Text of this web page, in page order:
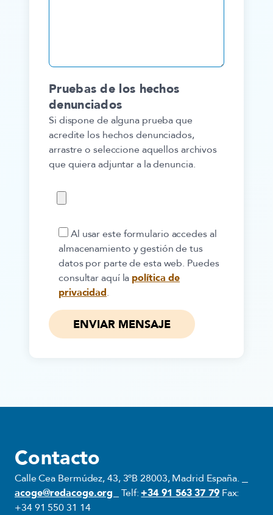
Pruebas de los hechos
denunciados
Si dispone de alguna prueba que
acredite los hechos denunciados,
arrastre o seleccione aquellos archivos
que quiera adjuntar a la denuncia.
Al usar este formulario accedes al
almacenamiento y gestión de tus
datos por parte de esta web. Puedes
consultar aquí la política de
privacidad.
Contacto
Calle Cea Bermúdez, 43, 3ºB 28003, Madrid España.
acoge@redacoge.org
Telf: +34 91 563 37 79Fax:
+34 91 550 31 14